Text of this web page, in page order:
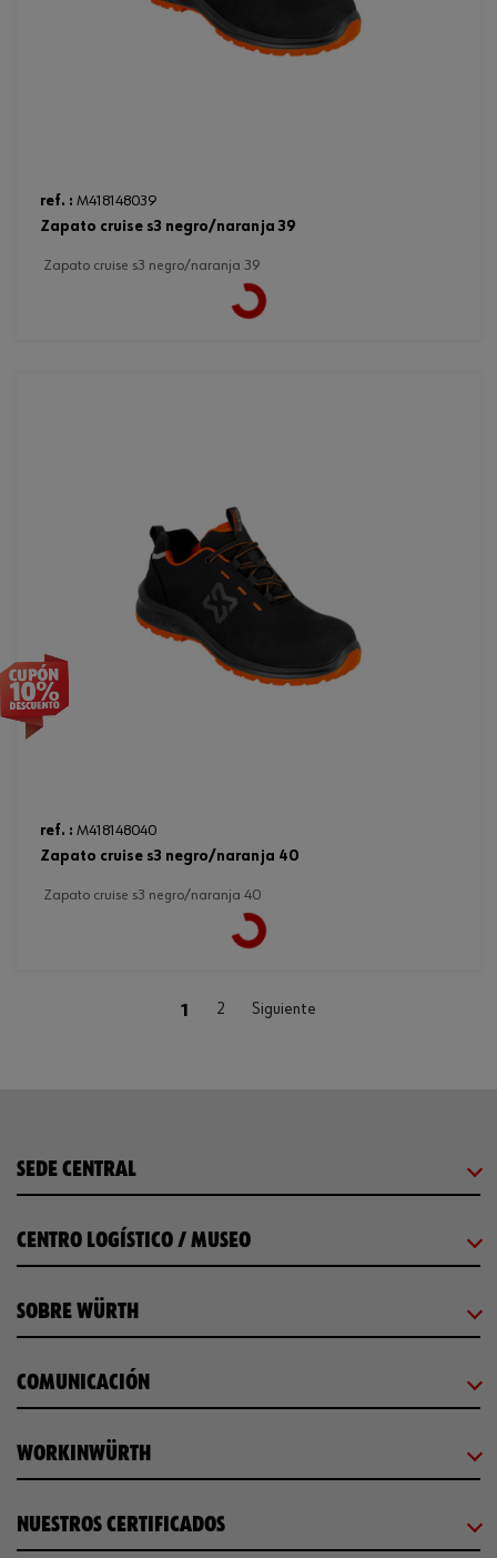
ref. : M418148039
zapato cruise s3 negro/naranja 39
zapato cruise s3 negro/naranja 39
ref. : M418148040
zapato cruise s3 negro/naranja 40
zapato cruise s3 negro/naranja 40
Loading...
1 (current)
2 Siguiente
SEDE CENTRAL
CENTRO LOGÍSTICO / MUSEO
SOBRE WÜRTH
COMUNICACIÓN
WORKINWÜRTH
NUESTROS CERTIFICADOS